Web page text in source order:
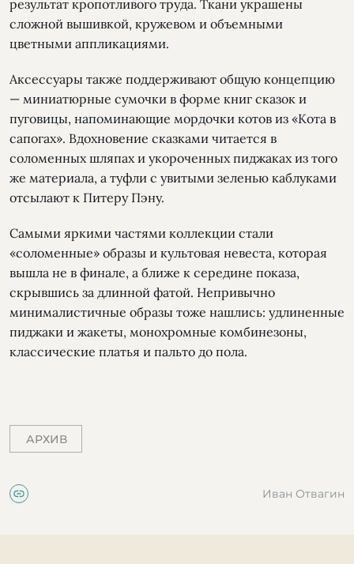
результат кропотливого труда. Ткани украшены
сложной вышивкой, кружевом и объемными
цветными аппликациями.
Аксессуары также поддерживают общую концепцию
— миниатюрные сумочки в форме книг сказок и
пуговицы, напоминающие мордочки котов из «Кота в
сапогах». Вдохновение сказками читается в
соломенных шляпах и укороченных пиджаках из того
же материала, а туфли с увитыми зеленью каблуками
отсылают к Питеру Пэну.
Самыми яркими частями коллекции стали
«соломенные» образы и культовая невеста, которая
вышла не в финале, а ближе к середине показа,
скрывшись за длинной фатой. Непривычно
минималистичные образы тоже нашлись: удлиненные
пиджаки и жакеты, монохромные комбинезоны,
классические платья и пальто до пола.
АРХИВ
Иван Отвагин